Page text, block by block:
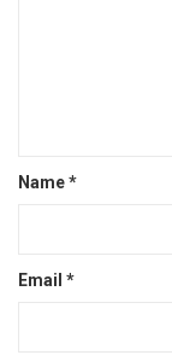
Name*
Email *